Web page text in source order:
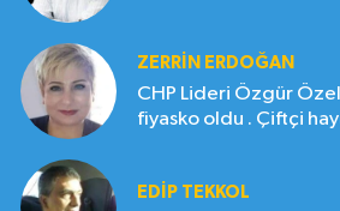
ZERRIN ERDOĞAN
CHP Lideri Özgür
fiyasko oldu . Çiftçi
EDIP TEKKOL